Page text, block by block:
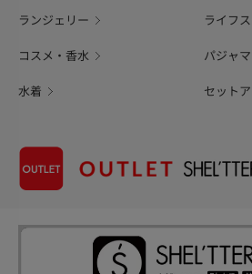
ランジェリー ライフ
コスメ・香水 パジャ
水着 セット